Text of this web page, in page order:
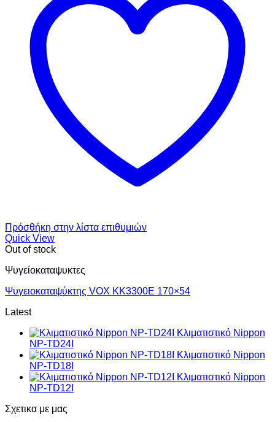
Πρόσθήκη στην λίστα επιθυμιών
Quick View
Out of stock
Ψυγείοκαταψυκτες
Ψυγειοκαταψύκτης VOX KK3300E 170×54
Latest
Κλιματιστικό Nippon
NP-TD24I
Κλιματιστικό Nippon
NP-TD18I
Κλιματιστικό Nippon
NP-TD12I
Σχετικα με μας